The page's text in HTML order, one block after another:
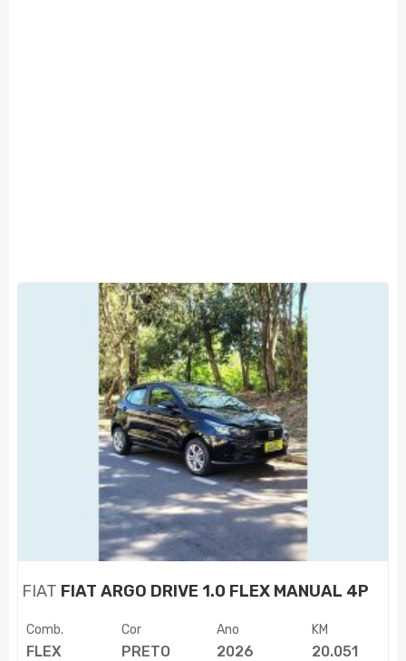
FIAT FIAT ARGO DRIVE 1.0 FLEX MANUAL 4P
Comb.
FLEX
Cor
PRETO
Ano
2026
KM
20.051